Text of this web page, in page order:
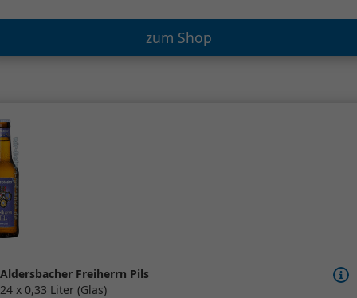
zum Shop
Aldersbacher Freiherrn Pils
24 x 0,33 Liter (Glas)